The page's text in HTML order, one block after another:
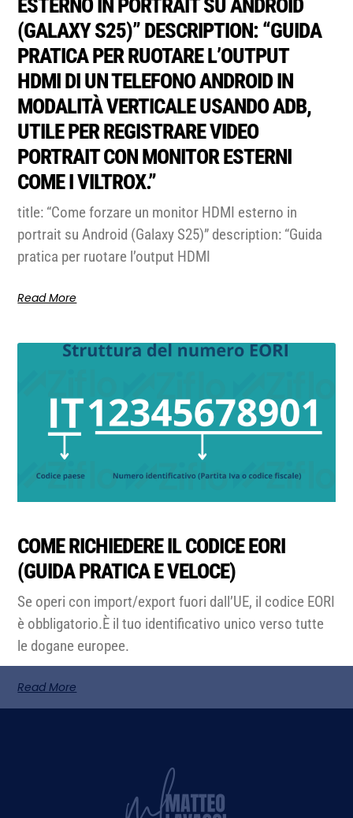
ESTERNO IN PORTRAIT SU ANDROID
(GALAXY S25)” DESCRIPTION: “GUIDA
PRATICA PER RUOTARE L’OUTPUT
HDMI DI UN TELEFONO ANDROID IN
MODALITÀ VERTICALE USANDO ADB,
UTILE PER REGISTRARE VIDEO
PORTRAIT CON MONITOR ESTERNI
COME I VILTROX.”
title: “Come forzare un monitor HDMI esterno in
portrait su Android (Galaxy S25)” description: “Guida
pratica per ruotare l’output HDMI
Read More
COME RICHIEDERE IL CODICE EORI
(GUIDA PRATICA E VELOCE)
Se operi con import/export fuori dall’UE, il codice EORI
è obbligatorio.È il tuo identificativo unico verso tutte
le dogane europee.
Read More